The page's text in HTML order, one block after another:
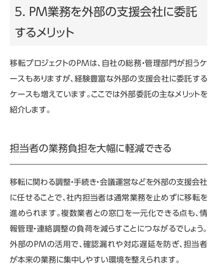
5. PM業務を外部の支援会社に委託
するメリット
移転プロジェクトの PMは、自社の総務・管理部門が担うケ
ースもありますが、経験豊富な外部の支援会社に委託する
ケースも増えています。ここでは外部委託の主なメリットを
紹介します。
担当者の業務負担を大幅に軽減できる
移転に関わる調整・手続き・会議運営などを外部の支援会社
に任せることで、社内担当者は通常業務を止めずに移転を
進められます。複数業者との窓口を一元化できる点も、情
報管理・連絡調整の負荷を減らすことにつながるでしょう。
外部の PMの活用で、確認漏れや対応遅延を防ぎ、担当者
が本来の業務に集中しやすい環境を整えられます。